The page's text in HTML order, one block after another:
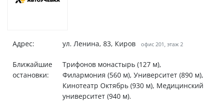
Адрес: ул. Ленина, 83, Киров офис 201, этаж 2
Ближайшие
остановки:
Трифонов монастырь (127 м),
Филармония (560 м), Университет (890 м),
Кинотеатр Октябрь (930 м), Медицинский
университет (940 м).